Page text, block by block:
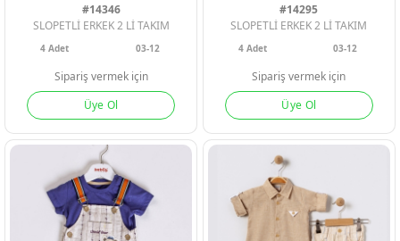
#14346
SLOPETLİ ERKEK 2 Lİ TAKIM
4Adet 03-12
Sipariş vermek için
Üye Ol
#14295
SLOPETLİ ERKEK 2 Lİ TAKIM
4 Adet 03-12
Sipariş vermek için
Üye Ol